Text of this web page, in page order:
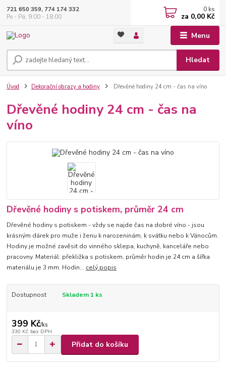
Menu
Hledat
721 650 359, 774 174 332
Po - Pá: 9:00 - 18:00
0 ks
za 0,00 Kč
Úvod Dekorační obrazy a hodiny Dřevěné hodiny 24 cm - čas na víno
Dřevěné hodiny 24 cm - čas na
víno
Dřevěné hodiny s potiskem, průměr 24 cm
Dřevěné hodiny s potiskem - vždy se najde čas na dobré víno - jsou
krásným dárek pro muže i ženu k narozeninám, k svátku nebo k Vánocům.
Hodiny je možné zavěsit do vinného sklepa, kuchyně, kanceláře nebo
pracovny. Materiál: překližka s potiskem, průměr hodin je 24 cm a šířka
materiálu je 3 mm. Hodin... celý popis
Dostupnost Skladem 1 ks
399 Kč/ks
330 Kč bez DPH
Přidat do košíku